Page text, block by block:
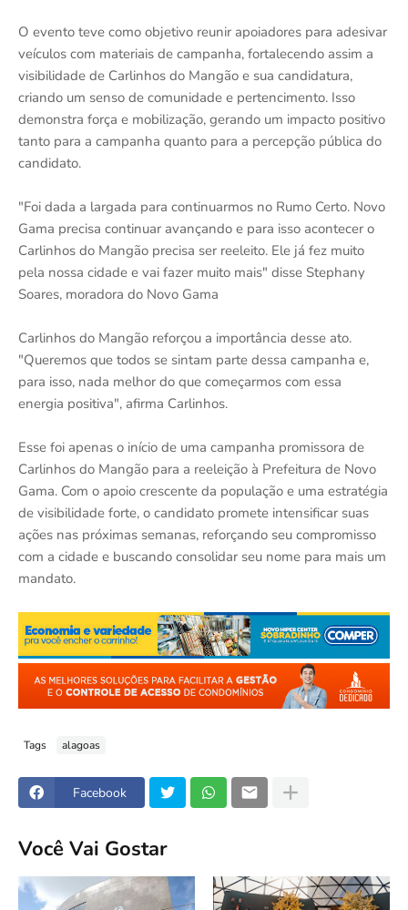
O evento teve como objetivo reunir apoiadores para adesivar
veículos com materiais de campanha, fortalecendo assim a
visibilidade de Carlinhos do Mangão e sua candidatura,
criando um senso de comunidade e pertencimento. Isso
demonstra força e mobilização, gerando um impacto positivo
tanto para a campanha quanto para a percepção pública do
candidato.
"Foi dada a largada para continuarmos no Rumo Certo. Novo
Gama precisa continuar avançando e para isso acontecer o
Carlinhos do Mangão precisa ser reeleito. Ele já fez muito
pela nossa cidade e vai fazer muito mais" disse Stephany
Soares, moradora do Novo Gama
Carlinhos do Mangão reforçou a importância desse ato.
"Queremos que todos se sintam parte dessa campanha e,
para isso, nada melhor do que começarmos com essa
energia positiva", afirma Carlinhos.
Esse foi apenas o início de uma campanha promissora de
Carlinhos do Mangão para a reeleição à Prefeitura de Novo
Gama. Com o apoio crescente da população e uma estratégia
de visibilidade forte, o candidato promete intensificar suas
ações nas próximas semanas, reforçando seu compromisso
com a cidade e buscando consolidar seu nome para mais um
mandato.
Tags alagoas
Facebook
Você Vai Gostar